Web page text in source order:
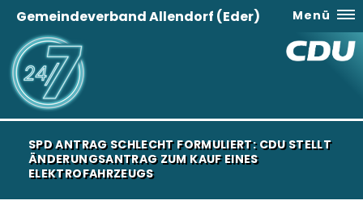
Gemeindeverband Allendorf (Eder) Menü
SPD ANTRAG SCHLECHT FORMULIERT: CDU STELLT
ÄNDERUNGSANTRAG ZUM KAUF EINES
ELEKTROFAHRZEUGS